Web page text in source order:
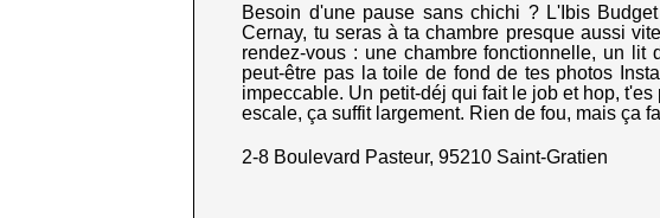
Besoin d'une pause sans chichi ? L'Ibis
Cernay, tu seras à ta chambre presque aussi
rendez-vous : une chambre fonctionnelle, un
peut-être pas la toile de fond de tes photos
impeccable. Un petit-déj qui fait le job et hop,
escale, ça suffit largement. Rien de fou, mais ça
2-8 Boulevard Pasteur, 95210 Saint-Gratien